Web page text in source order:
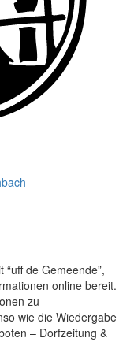
de Gemeende”,
online bereit.
zu
wie die Wiedergabe
– Dorfzeitung &